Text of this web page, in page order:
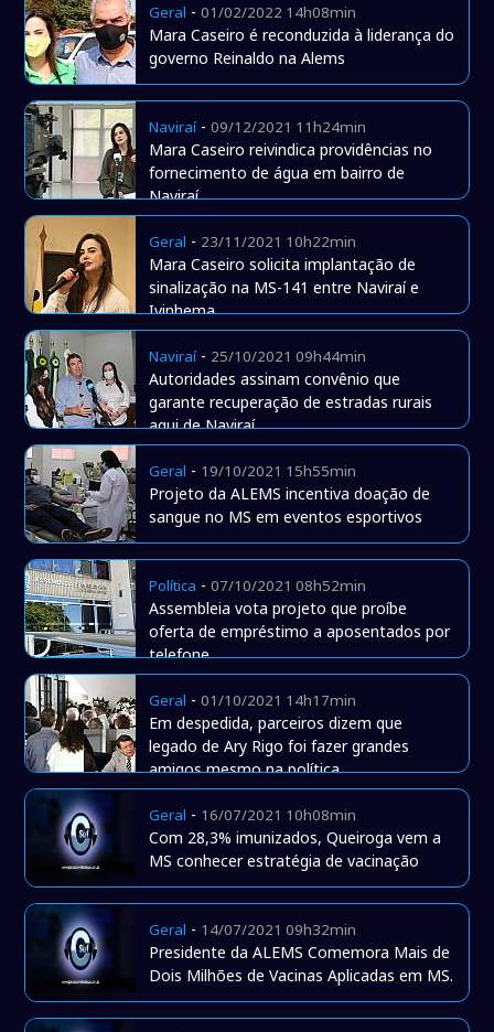
Geral -01/02/2022 14h08min
Mara Caseiro é reconduzida à liderança do
governo Reinaldo na Alems
Naviraí-09/12/2021 11h24min
Mara Caseiro reivindica providências no
fornecimento de água em bairro de
Naviraí
Geral - 23/11/2021 10h22min
Mara Caseiro solicita implantação de
sinalização na MS-141 entre Naviraí e
Ivinhema
Naviraí- 25/10/2021 09h44min
Autoridades assinam convênio que
garante recuperação de estradas rurais
aqui de Naviraí
Geral - 19/10/2021 15h55min
Projeto da ALEMS incentiva doação de
sangue no MS em eventos esportivos
Política -07/10/2021 08h52min
Assembleia vota projeto que proíbe
oferta de empréstimo a aposentados por
telefone
Geral -01/10/2021 14h17min
Em despedida, parceiros dizem que
legado de Ary Rigo foi fazer grandes
amigos mesmo na política
Geral - 16/07/2021 10h08min
Com 28,3% imunizados, Queiroga vem a
MS conhecer estratégia de vacinação
Geral - 14/07/2021 09h32min
Presidente da ALEMS Comemora Mais de
Dois Milhões de Vacinas Aplicadas em MS.